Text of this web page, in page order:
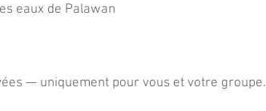
eaux de Palawan
— uniquement pour vous et votre groupe.